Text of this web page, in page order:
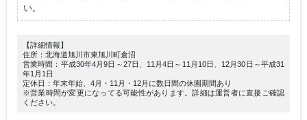
い。
【詳細情報】
住所：北海道旭川市東旭川町倉沼
営業時間：平成30年4月9日～27日、11月4日～11月10日、12月30日～平成31
年1月1日
定休日：年末年始、4月・11月・12月に数日間の休園期間あり
※営業時間が変更になってる可能性があります。詳細は運営者に直接ご確認
ください。